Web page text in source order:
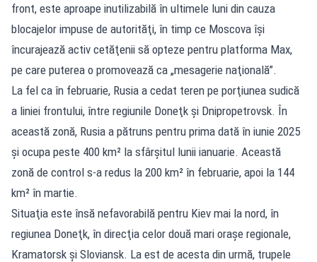
front, este aproape inutilizabilă în ultimele luni din cauza
blocajelor impuse de autorităţi, în timp ce Moscova îşi
încurajează activ cetăţenii să opteze pentru platforma Max,
pe care puterea o promovează ca „mesagerie naţională”.
La fel ca în februarie, Rusia a cedat teren pe porţiunea sudică
a liniei frontului, între regiunile Doneţk şi Dnipropetrovsk. În
această zonă, Rusia a pătruns pentru prima dată în iunie 2025
şi ocupa peste 400 km² la sfârşitul lunii ianuarie. Această
zonă de control s-a redus la 200 km² în februarie, apoi la 144
km² în martie.
Situaţia este însă nefavorabilă pentru Kiev mai la nord, în
regiunea Doneţk, în direcţia celor două mari oraşe regionale,
Kramatorsk şi Sloviansk. La est de acesta din urmă, trupele